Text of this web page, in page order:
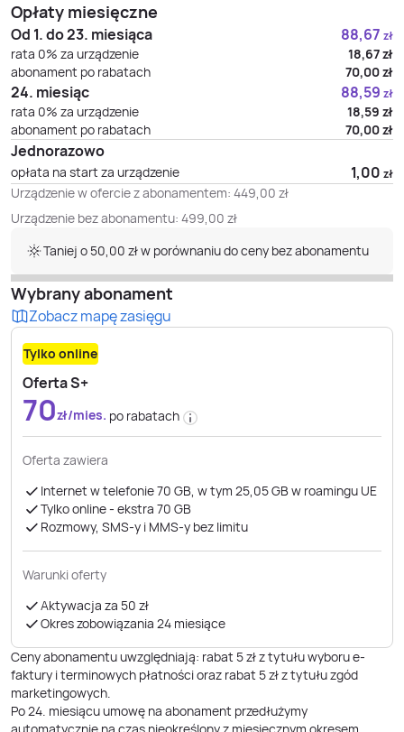
Opłaty miesięczne
Od 1. do 23. miesiąca 88,67 zł
rata 0% za urządzenie 18,67zł
abonament po rabatach
70,00zł
24. miesiąc 88,59 zł
rata 0% za urządzenie 18,59 zł
abonament po rabatach
70,00zł
Jednorazowo
opłata na start za urządzenie 1,00 zł
Urządzenie w ofercie z abonamentem: 449,00 zł
Urządzenie bez abonamentu: 499,00 zł
Taniej o 50,00 zł w porównaniu do ceny bez abonamentu
Wybrany abonament
Zobacz mapę zasięgu
Tylko online
Oferta S+
70zł/mies. po rabatach
Oferta zawiera
Internet w telefonie 70 GB, w tym 25,05 GB w roamingu UE
Tylko online - ekstra 70 GB
Rozmowy, SMS-y i MMS-y bez limitu
Warunki oferty
Aktywacja za 50 zł
Okres zobowiązania 24 miesiące
Ceny abonamentu uwzględniają: rabat 5 zł z tytułu wyboru e-
faktury i terminowych płatności oraz rabat 5 zł z tytułu zgód
marketingowych.
Po24. miesiącu umowę na abonament przedłużymy